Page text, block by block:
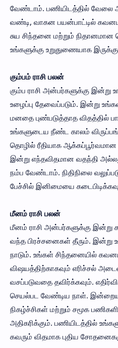
வேண்டாம். பணியிடத்தில் வேலை
வண்டி, வாகன பயன்பாட்டில்
சுய சிந்தனை மற்றும் நிதானமான
உங்களுக்கு உறுதுணையாக
கும்பம் ராசி பலன்
கும்ப ராசி அன்பர்களுக்கு
உழைப்பு தேவைப்படும். இன்று
மனதை புண்படுத்தாத விதத்தில்
உங்களுடைய நீண்ட காலம்
தொழில் ரீதியாக
இன்று எந்தவிதமான வதந்தி
நம்ப வேண்டாம். நிதிநிலை
பேச்சில் இனிமையை
மீனம் ராசி பலன்
மீனம் ராசி அன்பர்களுக்கு இன்று
வந்த பிரச்சனைகள் தீரும்.
நாடும். உங்கள் சிந்தனையில்
விஷயத்திற்காகவும் எரிச்சல்
வசப்படுவதை தவிர்க்கவும்.
செயல்பட வேண்டிய நாள். இன்றைய
நிகழ்ச்சிகள் மற்றும் சமூக
அதிகரிக்கும். பணியிடத்தில்
கவரும் விதமாக புதிய